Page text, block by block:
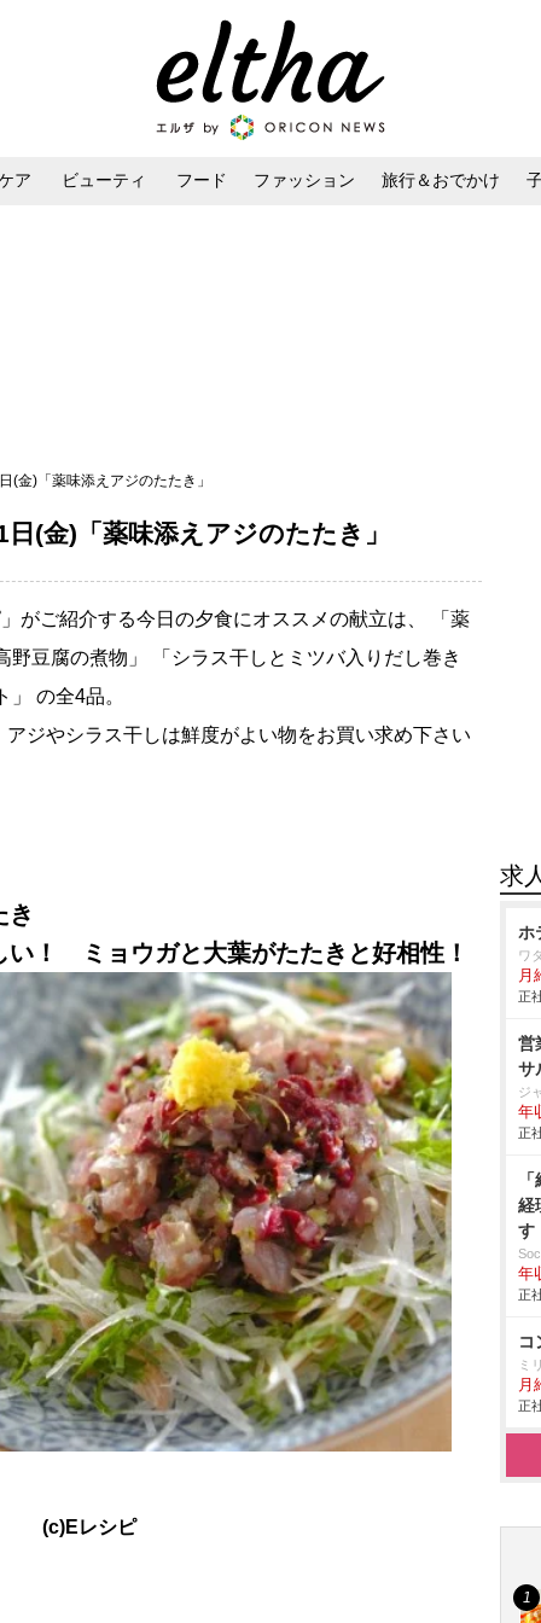
ア ビューティ フード ファッション 旅行＆おでかけ
(金)「薬味添えアジのたたき」
(金)「薬味添えアジのたたき」
がご紹介する今日の夕食にオススメの献立は、 「薬
豆腐の煮物」 「シラス干しとミツバ入りだし巻き
の全4品。
ジやシラス干しは鮮度がよい物をお買い求め下さい
き
い！ ミョウガと大葉がたたきと好相性！
(c)Eレシピ
求
ホ
ワ
月
正
営
サ
ジ
年
正
経
す
休
ス
年
正
コ
ミ
月
正